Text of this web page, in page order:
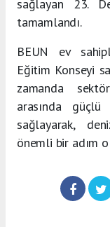
sağlayan 23.
tamamlandı.
BEUN ev
Eğitim Konseyi
zamanda
arasında
sağlayarak,
önemli bir adım